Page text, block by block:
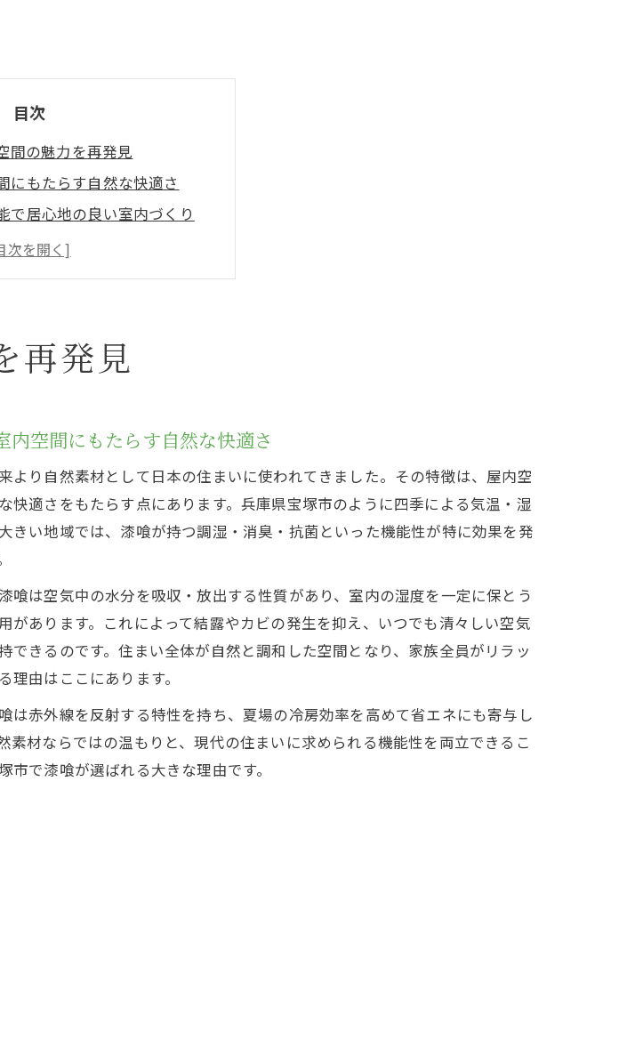
目次
間の魅力を再発見
にもたらす自然な快適さ
で居心地の良い室内づくり
やさしい質感と安心感
の漆喰で健康を守る
漆喰の効果とは
リ性が防カビに役立つ理由
める漆喰の赤外線反射性
要な安全性と安心感
らしを支える理由
室内環境をやさしく守る
健康への配慮を徹底解説
な暮らしの実現ポイント
感が癒し空間を演出
喰がもたらす安心感
た漆喰のメリット
湿度変化に強い理由
潔な室内を維持する漆喰
再発見
内空間にもたらす自然な快適さ
より自然素材として日本の住まいに使われてきました。その特徴は、屋内空
快適さをもたらす点にあります。兵庫県宝塚市のように四季による気温・湿
きい地域では、漆喰が持つ調湿・消臭・抗菌といった機能性が特に効果を発
喰は空気中の水分を吸収・放出する性質があり、室内の湿度を一定に保とう
があります。これによって結露やカビの発生を抑え、いつでも清々しい空気
できるのです。住まい全体が自然と調和した空間となり、家族全員がリラッ
理由はここにあります。
は赤外線を反射する特性を持ち、夏場の冷房効率を高めて省エネにも寄与し
素材ならではの温もりと、現代の住まいに求められる機能性を両立できるこ
市で漆喰が選ばれる大きな理由です。